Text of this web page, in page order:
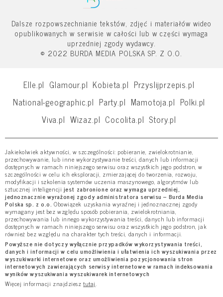
Dalsze rozpowszechnianie tekstów, zdjęć i materiałów wideo
opublikowanych w serwisie w całości lub w części wymaga
uprzedniej zgody wydawcy.
© 2022 BURDA MEDIA POLSKA SP. Z O.O.
Elle.pl Glamour.pl Kobieta.pl Przyslijprzepis.pl
National-geographic.pl Party.pl Mamotoja.pl Polki.pl
Viva.pl Wizaz.pl Cocolita.pl Story.pl
Jakiekolwiek aktywności, w szczególności: pobieranie, zwielokrotnianie,
przechowywanie, lub inne wykorzystywanie treści, danych lub informacji
dostępnych w ramach niniejszego serwisu oraz wszystkich jego podstron, w
szczególności w celu ich eksploracji, zmierzającej do tworzenia, rozwoju,
modyfikacji i szkolenia systemów uczenia maszynowego, algorytmów lub
sztucznej inteligencji jest zabronione oraz wymaga uprzedniej,
jednoznacznie wyrażonej zgody administratora serwisu – Burda Media
Polska sp. z o.o. Obowiązek uzyskania wyraźnej i jednoznacznej zgody
wymagany jest bez względu sposób pobierania, zwielokrotniania,
przechowywania lub innego wykorzystywania treści, danych lub informacji
dostępnych w ramach niniejszego serwisu oraz wszystkich jego podstron, jak
również bez względu na charakter tych treści, danych i informacji.
Powyższe nie dotyczy wyłącznie przypadków wykorzystywania treści,
danych i informacji w celu umożliwienia i ułatwienia ich wyszukiwania przez
wyszukiwarki internetowe oraz umożliwienia pozycjonowania stron
internetowych zawierających serwisy internetowe w ramach indeksowania
wyników wyszukiwania wyszukiwarek internetowych
Więcej informacji znajdziesztutaj.